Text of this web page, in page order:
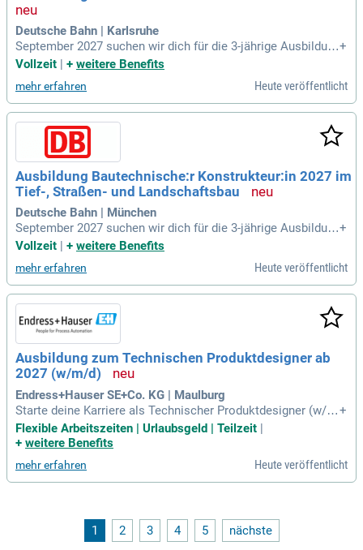
Deutsche Bahn | Karlsruhe
September 2027 suchen wir dich für die 3-jährige Ausbildun
g als Bautechnische:r Konstrukteur:in / Bauzeichner:in (w/
rt Karlsruhe. Die Berufsschule befindet sich ebenfalls in Karl
sruhe.
+
Vollzeit | + weitere Benefits
mehr erfahren Heute veröffentlicht
Ausbildung Bautechnische:r Konstrukteur:in 2027 im
Tief-, Straßen- und Landschaftsbau
Deutsche Bahn | München
September 2027 suchen wir dich für die 3-jährige Ausbildun
g als Bautechnische:r Konstrukteur:in / Bauzeichner:in (w/
i der DB Engineering & Consulting GmbH am Standort Münc
hen oder Nürnberg.
+
Vollzeit
+ weitere Benefits
mehr erfahren Heute veröffentlicht
Ausbildung zum Technischen Produktdesigner ab
2027 (w/m/d)
Endress+Hauser SE+Co. KG | Maulburg
Starte deine Karriere als Technischer Produktdesigner (w/
m/d) bei Endress+Hauser ab 2027! Genieße flexible Arbeits
zeiten ohne Kernzeit in einer Vollzeitstelle mit 37,5 Stunden.
0 Mitarbeitende die Zukunft der Prozessautomatisierung. D
urch innovative Technologien und enge Zusammenarbeit en
erfolgreiche Zukunft. Tritt unserem Team bei und werde Teil
einer zukunftsorientierten Unternehmenskultur, die über kur
+
Flexible Arbeitszeiten | Urlaubsgeld | Teilzeit |
+ weitere Benefits
mehr erfahren Heute veröffentlicht
1 2 3 4 5 nächste